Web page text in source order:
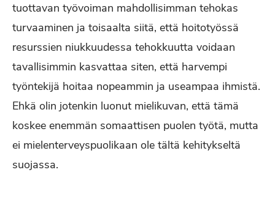
tuottavan työvoiman mahdollisimman tehokas
turvaaminen ja toisaalta siitä, että hoitotyössä
resurssien niukkuudessa tehokkuutta voidaan
tavallisimmin kasvattaa siten, että harvempi
työntekijä hoitaa nopeammin ja useampaa ihmistä.
Ehkä olin jotenkin luonut mielikuvan, että tämä
koskee enemmän somaattisen puolen työtä, mutta
ei mielenterveyspuolikaan ole tältä kehitykseltä
suojassa.